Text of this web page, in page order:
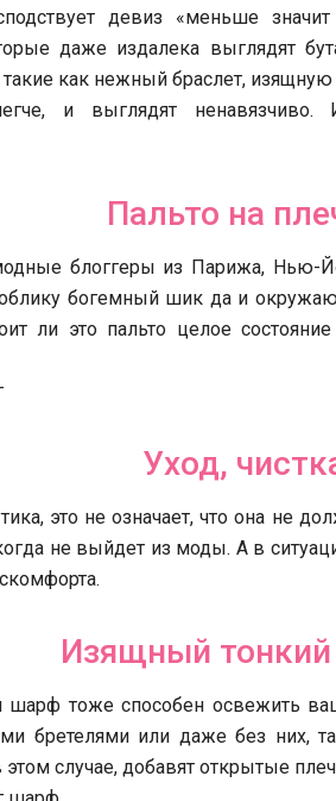
девиз «меньше
даже издалека выглядят
как нежный браслет, изящную
и выглядят ненавязчиво.
Пальто на
блоггеры из Парижа, Нью-
богемный шик да и
ли это пальто целое
Уход,
это не означает, что она не
не выйдет из моды. А в
Изящный
тоже способен освежить
бретелями или даже без них,
случае, добавят открытые